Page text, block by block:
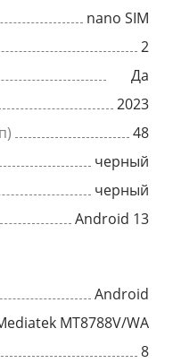
nano SIM
2
Да
2023
48
черный
черный
Android 13
Android
MT8788V/WA
8